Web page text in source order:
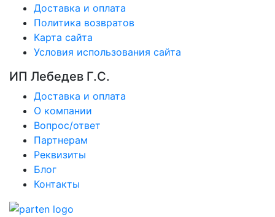
Доставка и оплата
Политика возвратов
Карта сайта
Условия использования сайта
ИП Лебедев Г.С.
Доставка и оплата
О компании
Вопрос/ответ
Партнерам
Реквизиты
Блог
Контакты